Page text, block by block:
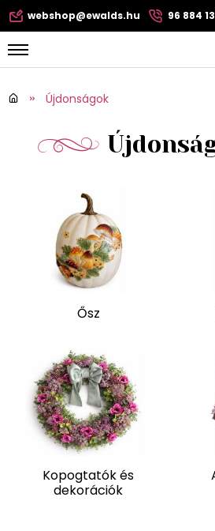
webshop@ewalds.hu 96 884
Újdonságok
Ősz
Kopogtatók és
dekorációk